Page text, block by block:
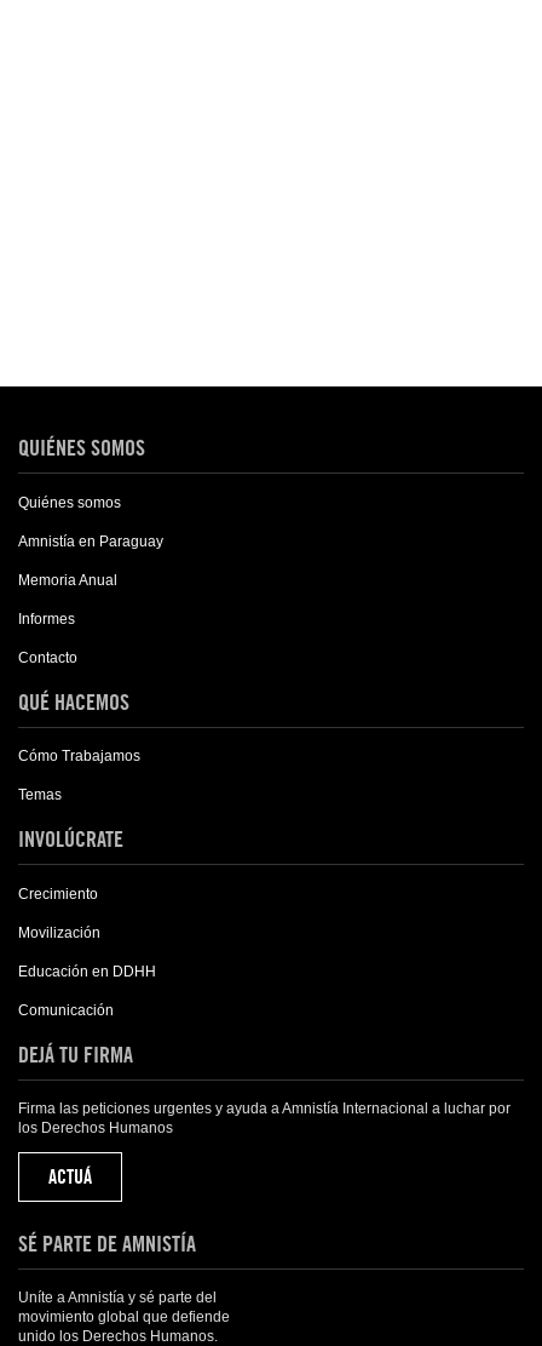
QUIÉNES SOMOS
Quiénes somos
Amnistía en Paraguay
Memoria Anual
Informes
Contacto
QUÉ HACEMOS
Cómo Trabajamos
Temas
INVOLÚCRATE
Crecimiento
Movilización
Educación en DDHH
Comunicación
DEJÁ TU FIRMA
Firma las peticiones urgentes y ayuda a Amnistía Internacional a luchar por
los Derechos Humanos
ACTUÁ
SÉ PARTE DE AMNISTÍA
Uníte a Amnistía y sé parte del
movimiento global que defiende
unido los Derechos Humanos.